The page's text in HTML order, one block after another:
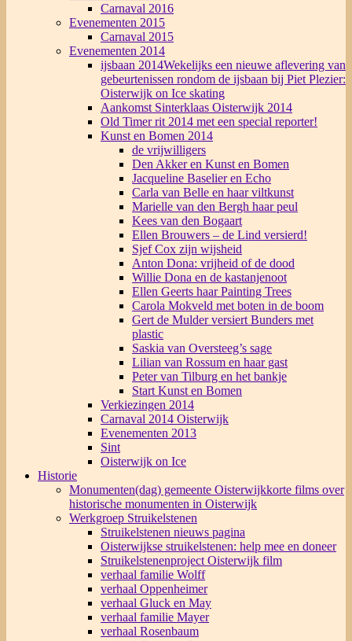
Carnaval 2016
Evenementen 2015
Carnaval 2015
Evenementen 2014
ijsbaan 2014Wekelijks een nieuwe aflevering van
gebeurtenissen rondom de ijsbaan bij Piet Plezier:
Oisterwijk on Ice skating
Aankomst Sinterklaas Oisterwijk 2014
Old Timer rit 2014 met een special reporter!
Kunst en Bomen 2014
de vrijwilligers
Den Akker en Kunst en Bomen
Jacqueline Baselier en Echo
Carla van Belle en haar viltkunst
Marielle van den Bergh haar peul
Kees van den Bogaart
Ellen Brouwers – de Lind versierd!
Sjef Cox zijn wijsheid
Anton Dona: vrijheid of de dood
Willie Dona en de kastanjenoot
Ellen Geerts haar Painting Trees
Carola Mokveld met boten in de boom
Gert de Mulder versiert Bunders met
plastic
Saskia van Oversteeg’s sage
Lilian van Rossum en haar gast
Peter van Tilburg en het bankje
Start Kunst en Bomen
Verkiezingen 2014
Carnaval 2014 Oisterwijk
Evenementen 2013
Sint
Oisterwijk on Ice
Historie
Monumenten(dag) gemeente Oisterwijkkorte films over
historische monumenten in Oisterwijk
Werkgroep Struikelstenen
Struikelstenen nieuws pagina
Oisterwijkse struikelstenen: help mee en doneer
Struikelstenenproject Oisterwijk film
verhaal familie Wolff
verhaal Oppenheimer
verhaal Gluck en May
verhaal familie Mayer
verhaal Rosenbaum